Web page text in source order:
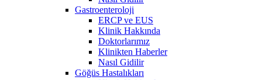
Gastroenteroloji
ERCP ve EUS
Klinik Hakkında
Doktorlarımız
Klinikten Haberler
Nasıl Gidilir
Göğüs Hastalıkları